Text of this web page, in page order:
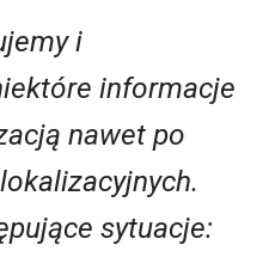
i
informacje
nawet po
sytuacje: